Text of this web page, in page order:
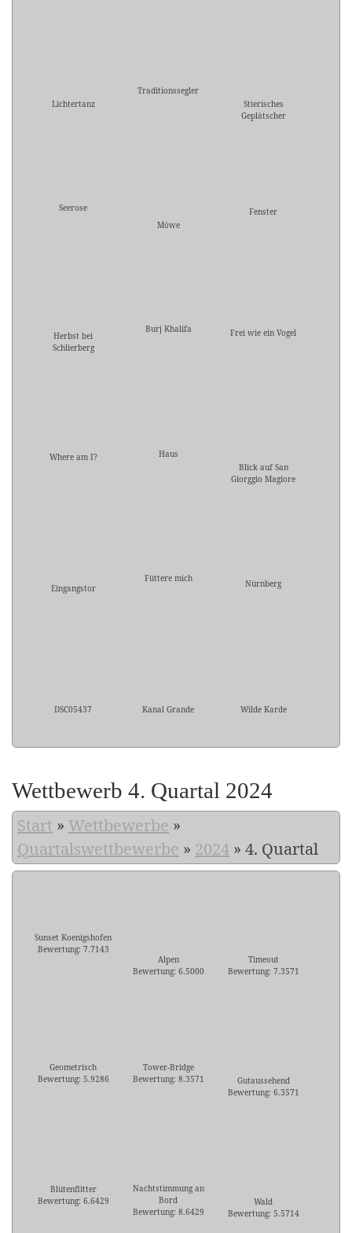
Lichtertanz
Traditionssegler
Stierisches
Geplätscher
Seerose
Möwe
Fenster
Herbst bei
Schlierberg
Burj Khalifa Frei wie ein Vogel
Where am I?
Haus
Blick auf San
Giorggio Magiore
Eingangstor
Füttere mich Nürnberg
DSC05437 Kanal Grande Wilde Karde
Wettbewerb 4. Quartal 2024
Start » Wettbewerbe »
Quartalswettbewerbe » 2024 » 4. Quartal
Sunset Koenigshofen
Bewertung: 7.7143
Alpen
Bewertung: 6.5000
Timeout
Bewertung: 7.3571
Geometrisch
Bewertung: 5.9286
Tower-Bridge
Bewertung: 8.3571
Gutaussehend
Bewertung: 6.3571
Blütenflitter
Bewertung: 6.6429
Nachtstimmung an
Bord
Bewertung: 8.6429
Wald
Bewertung: 5.5714